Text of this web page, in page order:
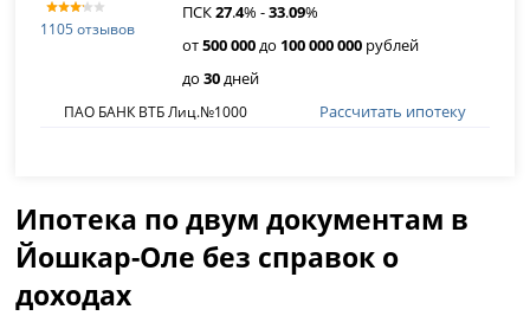
1105 отзывов
ПСК27.4% -33.09%
от500 000до 100 000 000 рублей
до30дней
ПАО БАНК ВТБ Лиц.№1000 Рассчитать ипотеку
Ипотека по двум документам в
Йошкар-Оле без справок о
доходах